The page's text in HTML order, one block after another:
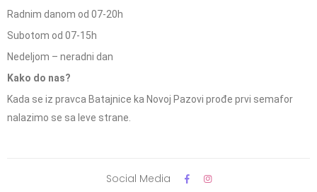
Radnim danom od 07-20h
Subotom od 07-15h
Nedeljom – neradni dan
Kako do nas?
Kada se iz pravca Batajnice ka Novoj Pazovi prođe prvi semafor
nalazimo se sa leve strane.
Social Media